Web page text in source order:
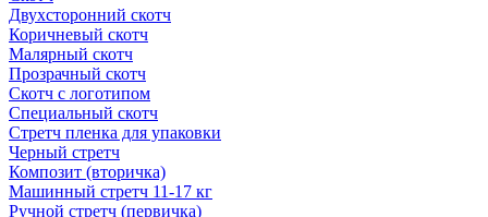
Двухсторонний скотч
Коричневый скотч
Малярный скотч
Прозрачный скотч
Скотч с логотипом
Специальный скотч
Стретч пленка для упаковки
Черный стретч
Композит (вторичка)
Машинный стретч 11-17 кг
Ручной стретч (первичка)